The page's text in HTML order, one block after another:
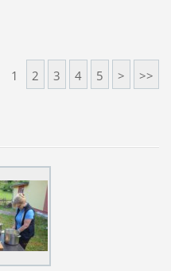
1 2 3 4 5 > >>